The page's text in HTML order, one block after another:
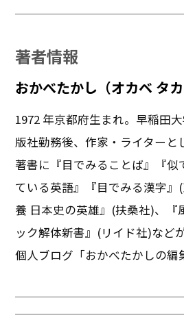
著者情報
おかべたかし（オカベ タカ
1972 年京都府生まれ。早稲田
版社勤務後、作家・ライターと
著書に『目でみることば』『似
ている英語』『目でみる漢字
養 日本史の英雄』(扶桑社)、『
ック解体新書』(リイド社)など
個人ブログ「おかべたかしの編